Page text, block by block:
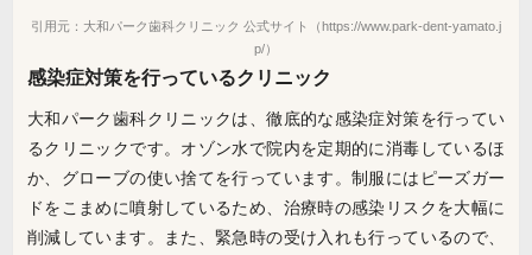
引用元：大和パーク歯科クリニック 公式サイト（https://www.park-dent-yamato.j
p/）
感染症対策を行っているクリニック
大和パーク歯科クリニックは、徹底的な感染症対策を行ってい
るクリニックです。オゾン水で院内を定期的に消毒しているほ
か、グローブの使い捨てを行っています。制服にはピーズガー
ドをこまめに噴射しているため、治療時の感染リスクを大幅に
削減しています。また、緊急時の受け入れも行っているので、